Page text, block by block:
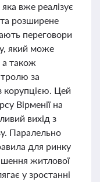
вже реалізує
розширене
переговори
який може
а також
за
корупцією. Цей
Вірменії на
вихід з
Паралельно
для ринку
житлової
у зростанні